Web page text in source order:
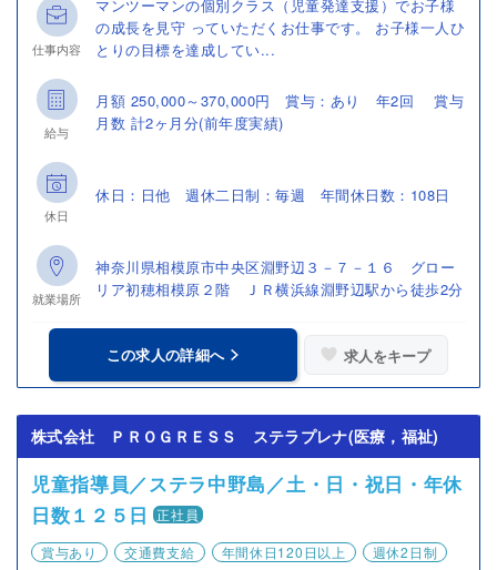
仕事内容
マンツーマンの個別クラス（児童発達支援）でお子様
の成長を見守 っていただくお仕事です。 お子様一人ひ
とりの目標を達成してい...
給与
月額 250,000～370,000円 賞与：あり 年2回 賞与
月数 計2ヶ月分(前年度実績)
休日
休日：日他 週休二日制：毎週 年間休日数：108日
就業場所
神奈川県相模原市中央区淵野辺３－７－１６ グロー
リア初穂相模原２階 ＪＲ横浜線淵野辺駅から徒歩2分
この求人の詳細へ 求人をキープ
株式会社 ＰＲＯＧＲＥＳＳ ステラプレナ(医療，福祉)
児童指導員／ステラ中野島／土・日・祝日・年休
日数１２５日 正社員
賞与あり
交通費支給 年間休日120日以上
週休2日制